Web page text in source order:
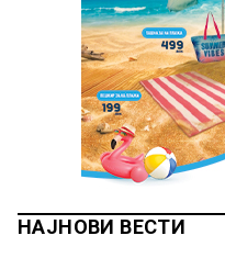
НАЈНОВИ ВЕСТИ